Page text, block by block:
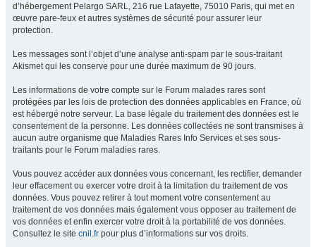
d’hébergement Pelargo SARL, 216 rue Lafayette, 75010 Paris, qui met en
œuvre pare-feux et autres systèmes de sécurité pour assurer leur
protection.
Les messages sont l’objet d’une analyse anti-spam par le sous-traitant
Akismet qui les conserve pour une durée maximum de 90 jours.
Les informations de votre compte sur le Forum malades rares sont
protégées par les lois de protection des données applicables en France, où
est hébergé notre serveur. La base légale du traitement des données est le
consentement de la personne. Les données collectées ne sont transmises à
aucun autre organisme que Maladies Rares Info Services et ses sous-
traitants pour le Forum maladies rares.
Vous pouvez accéder aux données vous concernant, les rectifier, demander
leur effacement ou exercer votre droit à la limitation du traitement de vos
données. Vous pouvez retirer à tout moment votre consentement au
traitement de vos données mais également vous opposer au traitement de
vos données et enfin exercer votre droit à la portabilité de vos données.
Consultez le site cnil.fr pour plus d’informations sur vos droits.